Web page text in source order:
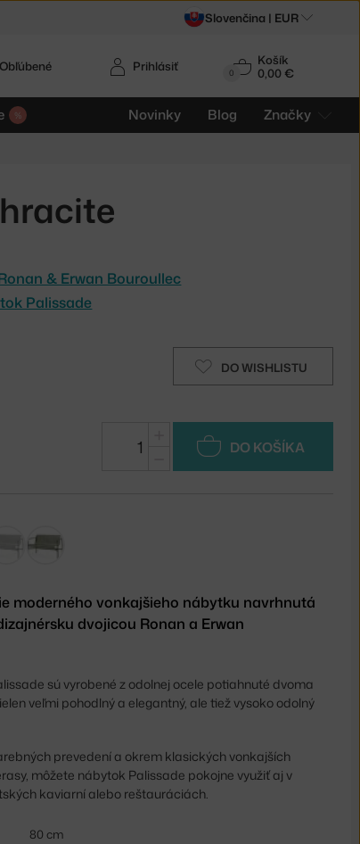
0
Košík
0,00 €
Novinky Blog Značky
Prihlásiť
Obľúbené
& Erwan Bouroullec
Palissade
DO WISHLISTU
DO KOŠÍKA
moderného vonkajšieho nábytku navrhnutá
dvojicou Ronan a Erwan
sú vyrobené z odolnej ocele potiahnuté dvoma
veľmi pohodlný a elegantný, ale tiež vysoko odolný
prevedení a okrem klasických vonkajších
môžete nábytok Palissade pokojne využiť aj v
kaviarní alebo reštauráciách.
80 cm
Slovenčina | EUR